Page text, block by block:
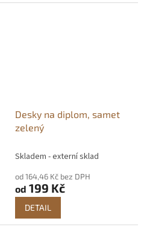
Desky na diplom, samet
zelený
Skladem - externí sklad
od 164,46 Kč bez DPH
od 199 Kč
DETAIL